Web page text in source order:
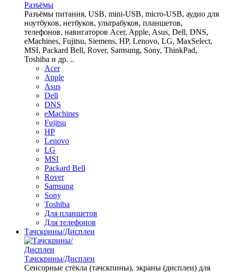
Разъёмы
Разъёмы питания, USB, mini-USB, micro-USB, аудио для
ноутбуков, нетбуков, ультрабуков, планшетов,
телефонов, навигаторов Acer, Apple, Asus, Dell, DNS,
eMachines, Fujitsu, Siemens, HP, Lenovo, LG, MaxSelect,
MSI, Packard Bell, Rover, Samsung, Sony, ThinkPad,
Toshiba и др. ..
Acer
Apple
Asus
Dell
DNS
eMachines
Fujitsu
HP
Lenovo
LG
MSI
Packard Bell
Rover
Samsung
Sony
Toshiba
Для планшетов
Для телефонов
Тачскрины/Дисплеи
Тачскрины/Дисплеи
Сенсорные стёкла (тачскпины), экраны (дисплеи) для